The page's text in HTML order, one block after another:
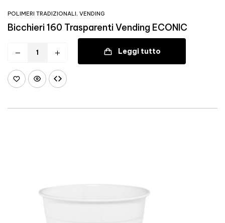
POLIMERI TRADIZIONALI, VENDING
Bicchieri 160 Trasparenti Vending ECONIC
Leggi tutto